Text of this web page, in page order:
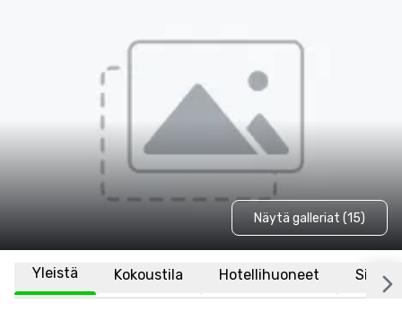
Näytä galleriat (15)
Yleistä Kokoustila Hotellihuoneet Sijainti